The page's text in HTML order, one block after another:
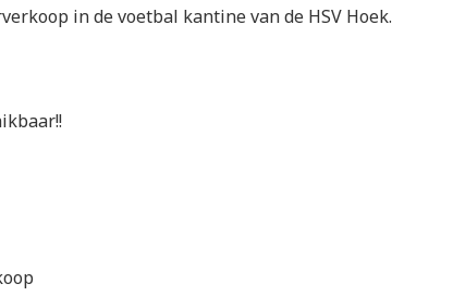
in de voetbal kantine van de HSV Hoek.